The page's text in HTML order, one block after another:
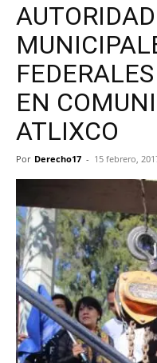
EN
ATLIXCO
Por Derecho17 - 15 febrero,